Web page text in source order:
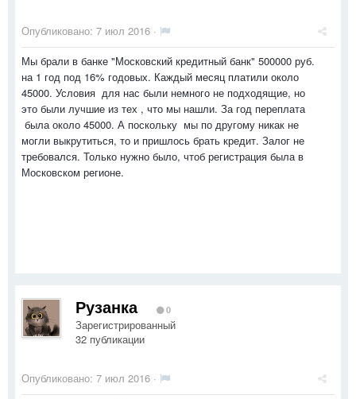
Опубликовано: 7 июл 2016 ·
Мы брали в банке "Московский кредитный банк" 500000 руб.
на 1 год под 16% годовых. Каждый месяц платили около
45000. Условия для нас были немного не подходящие, но
это были лучшие из тех , что мы нашли. За год переплата
была около 45000. А поскольку мы по другому никак не
могли выкрутиться, то и пришлось брать кредит. Залог не
требовался. Только нужно было, чтоб регистрация была в
Московском регионе.
Рузанка 0
Зарегистрированный
32 публикации
Опубликовано: 7 июл 2016 ·